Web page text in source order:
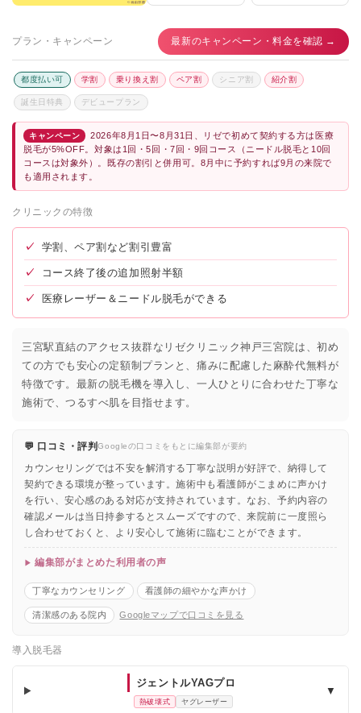
プラン・キャンペーン 最新のキャンペーン・料金を確認 →
都度払い可 学割 乗り換え割 ペア割 シニア割 紹介割
誕生日特典 デビュープラン
キャンペーン
2026年8月1日〜8月31日、リゼで初めて契約する方は医療
脱毛が5%OFF。対象は1回・5回・7回・9回コース（ニードル脱毛と10回
コースは対象外）。既存の割引と併用可。8月中に予約すれば9月の来院で
も適用されます。
クリニックの特徴
✓ 学割、ペア割など割引豊富
✓ コース終了後の追加照射半額
✓ 医療レーザー＆ニードル脱毛ができる
三宮駅直結のアクセス抜群なリゼクリニック神戸三宮院は、初め
ての方でも安心の定額制プランと、痛みに配慮した麻酔代無料が
特徴です。最新の脱毛機を導入し、一人ひとりに合わせた丁寧な
施術で、つるすべ肌を目指せます。
💬 口コミ・評判Googleの口コミをもとに編集部が要約
カウンセリングでは不安を解消する丁寧な説明が好評で、納得して
契約できる環境が整っています。施術中も看護師がこまめに声かけ
を行い、安心感のある対応が支持されています。なお、予約内容の
確認メールは当日持参するとスムーズですので、来院前に一度照ら
し合わせておくと、より安心して施術に臨むことができます。
編集部がまとめた利用者の声
丁寧なカウンセリング 看護師の細やかな声かけ
清潔感のある院内 Googleマップで口コミを見る
導入脱毛器
ジェントルYAGプロ
熱破壊式 ヤグレーザー
▼